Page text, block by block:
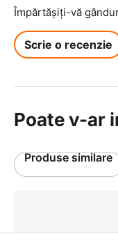
Împărtășiți-vă
Scrie o recenzie
Poate v-ar
Produse similare